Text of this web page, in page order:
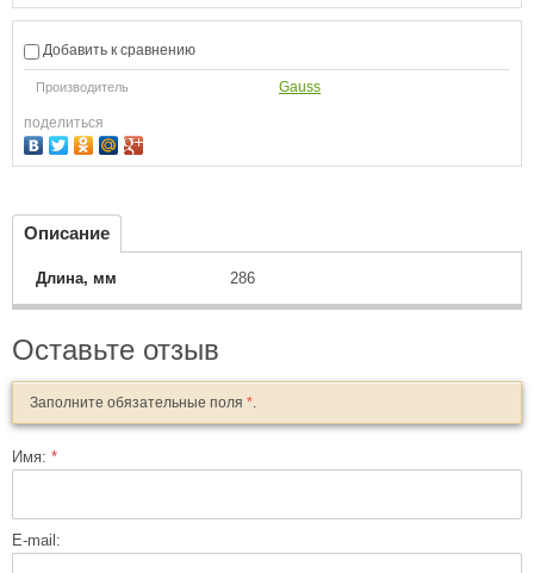
Добавить к сравнению
Производитель Gauss
поделиться
Описание
Длина, мм 286
Оставьте отзыв
Заполните обязательные поля *
Имя: *
E-mail: